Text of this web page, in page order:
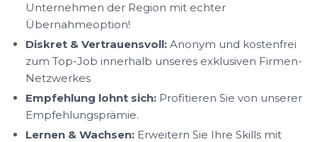
Unternehmen der Region mit echter
Übernahmeoption!
Diskret & Vertrauensvoll: Anonym und kostenfrei
zum Top-Job innerhalb unseres exklusiven Firmen-
Netzwerkes
Empfehlung lohnt sich: Profitieren Sie von unserer
Empfehlungsprämie.
Lernen & Wachsen: Erweitern Sie Ihre Skills mit